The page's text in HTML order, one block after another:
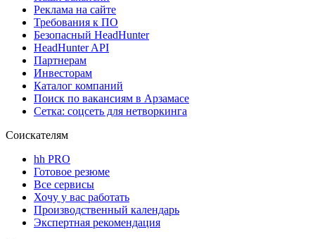
Реклама на сайте
Требования к ПО
Безопасный HeadHunter
HeadHunter API
Партнерам
Инвесторам
Каталог компаний
Поиск по вакансиям в Арзамасе
Сетка: соцсеть для нетворкинга
Соискателям
hh PRO
Готовое резюме
Все сервисы
Хочу у вас работать
Производственный календарь
Экспертная рекомендация